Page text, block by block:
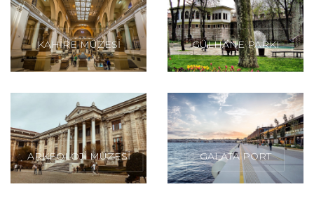
KAHİRE MÜZESİ GÜLHANE PARKI
ARKEOLOJİ MÜZESİ GALATA PORT